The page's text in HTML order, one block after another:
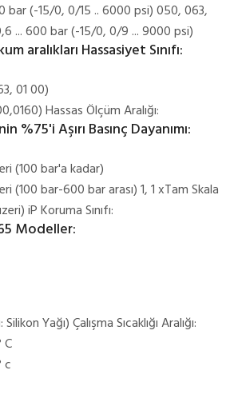
bar (-15/0, 0/15 .. 6000 psi) 050, 063,
... 600 bar (-15/0, 0/9 ... 9000 psi)
aralıkları Hassasiyet Sınıfı:
01 00)
Hassas Ölçüm Aralığı:
%75'i Aşırı Basınç Dayanımı:
(100 bar'a kadar)
(100 bar-600 bar arası) 1, 1 xTam Skala
iP Koruma Sınıfı:
Modeller:
Yağı) Çalışma Sıcaklığı Aralığı:
C
c